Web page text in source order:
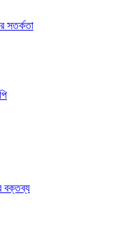
সতর্কতা
বক্তব্য